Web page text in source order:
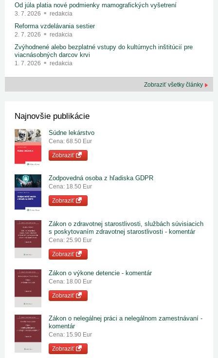
Od júla platia nové podmienky mamografických vyšetrení
3. 7. 2026 redakcia
Reforma vzdelávania sestier
2. 7. 2026 redakcia
Zvýhodnené alebo bezplatné vstupy do kultúrnych inštitúcií pre
viacnásobných darcov krvi
1. 7. 2026 redakcia
Zobraziť všetky články
Najnovšie publikácie
Súdne lekárstvo
Cena: 68.50 Eur
Zobraziť
Zodpovedná osoba z hľadiska GDPR
Cena: 18.50 Eur
Zobraziť
Zákon o zdravotnej starostlivosti, službách súvisiacich
s poskytovaním zdravotnej starostlivosti - komentár
Cena: 25.90 Eur
Zobraziť
Zákon o výkone detencie - komentár
Cena: 18.00 Eur
Zobraziť
Zákon o nelegálnej práci a nelegálnom zamestnávaní -
komentár
Cena: 15.90 Eur
Zobraziť